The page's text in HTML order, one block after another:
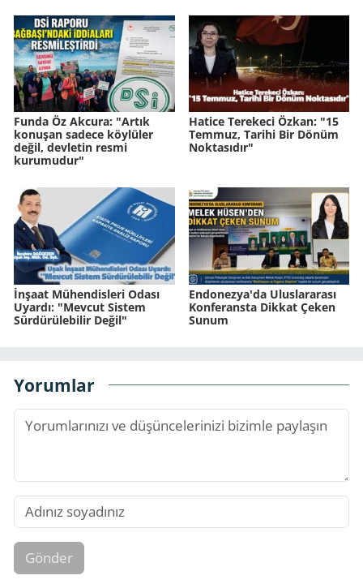
Funda Öz Akcura: "Artık
konuşan sadece köylüler
değil, devletin resmi
kurumudur"
Hatice Terekeci Özkan: "15
Temmuz, Tarihi Bir Dönüm
Noktasıdır"
İnşaat Mühendisleri Odası
Uyardı: "Mevcut Sistem
Sürdürülebilir Değil"
Endonezya'da Uluslararası
Konferansta Dikkat Çeken
Sunum
Yorumlar
Gönder